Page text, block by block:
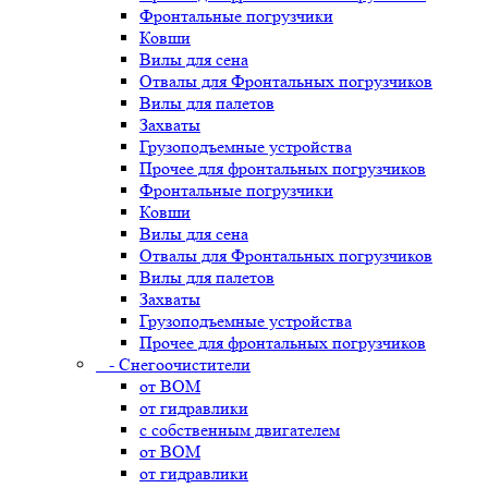
Фронтальные погрузчики
Ковши
Вилы для сена
Отвалы для Фронтальных погрузчиков
Вилы для палетов
Захваты
Грузоподъемные устройства
Прочее для фронтальных погрузчиков
Фронтальные погрузчики
Ковши
Вилы для сена
Отвалы для Фронтальных погрузчиков
Вилы для палетов
Захваты
Грузоподъемные устройства
Прочее для фронтальных погрузчиков
- Снегоочистители
от ВОМ
от гидравлики
с собственным двигателем
от ВОМ
от гидравлики